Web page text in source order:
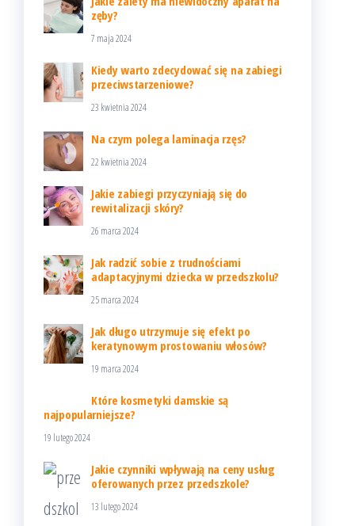
zęby?
7 maja 2024
Kiedy warto zdecydować się na zabiegi
przeciwstarzeniowe?
23 kwietnia 2024
Na czym polega laminacja rzęs?
22 kwietnia 2024
Jakie zabiegi przyczyniają się do
rewitalizacji skóry?
26 marca 2024
Jak radzić sobie z trudnościami
adaptacyjnymi dziecka w przedszkolu?
25 marca 2024
Jak długo utrzymuje się efekt po
keratynowym prostowaniu włosów?
19 marca 2024
Które kosmetyki damskie są
najpopularniejsze?
19 lutego 2024
Jakie czynniki wpływają na ceny usług
oferowanych przez przedszkole?
13 lutego 2024